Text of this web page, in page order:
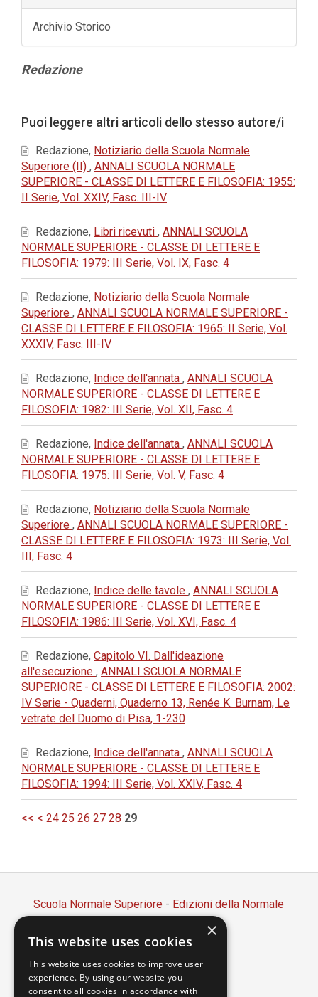
Archivio Storico
Contenuto
Redazione
dell'articolo
Puoi leggere altri articoli dello stesso autore/i
Redazione, Notiziario della Scuola Normale
Superiore (II) , ANNALI SCUOLA NORMALE
SUPERIORE - CLASSE DI LETTERE E FILOSOFIA: 1955:
II Serie, Vol. XXIV, Fasc. III-IV
Redazione, Libri ricevuti , ANNALI SCUOLA
NORMALE SUPERIORE - CLASSE DI LETTERE E
FILOSOFIA: 1979: III Serie, Vol. IX, Fasc. 4
Redazione, Notiziario della Scuola Normale
Superiore , ANNALI SCUOLA NORMALE SUPERIORE -
CLASSE DI LETTERE E FILOSOFIA: 1965: II Serie, Vol.
XXXIV, Fasc. III-IV
Redazione, Indice dell'annata , ANNALI SCUOLA
NORMALE SUPERIORE - CLASSE DI LETTERE E
FILOSOFIA: 1982: III Serie, Vol. XII, Fasc. 4
Redazione, Indice dell'annata , ANNALI SCUOLA
NORMALE SUPERIORE - CLASSE DI LETTERE E
FILOSOFIA: 1975: III Serie, Vol. V, Fasc. 4
Redazione, Notiziario della Scuola Normale
Superiore , ANNALI SCUOLA NORMALE SUPERIORE -
CLASSE DI LETTERE E FILOSOFIA: 1973: III Serie, Vol.
III, Fasc. 4
Redazione, Indice delle tavole , ANNALI SCUOLA
NORMALE SUPERIORE - CLASSE DI LETTERE E
FILOSOFIA: 1986: III Serie, Vol. XVI, Fasc. 4
Redazione, Capitolo VI. Dall'ideazione
all'esecuzione , ANNALI SCUOLA NORMALE
SUPERIORE - CLASSE DI LETTERE E FILOSOFIA: 2002:
IV Serie - Quaderni, Quaderno 13, Renée K. Burnam, Le
vetrate del Duomo di Pisa, 1-230
Redazione, Indice dell'annata , ANNALI SCUOLA
NORMALE SUPERIORE - CLASSE DI LETTERE E
FILOSOFIA: 1994: III Serie, Vol. XXIV, Fasc. 4
<< < 24 25 26 27 28 29
Scuola Normale Superiore - Edizioni della Normale
Piazza dei Cavalieri, 7 - 56126 Pisa
Codice fiscale 80005050507
Partita IVA 00420000507
segreteria.annali@sns.it
×
This website uses cookies
This website uses cookies to improve user
experience. By using our website you
consent to all cookies in accordance with